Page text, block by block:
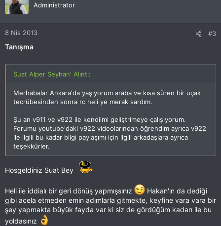
Administrator
8 Nis 2013 #3
Tanışma
Suat Alper Seyhan' Alıntı:
Merhabalar Ankara'da yaşıyorum araba ve kısa süren bir uçak
tecrübesinden sonra rc heli ye merak sardım.
Şu an v911 ve v922 ile kendiimi geliştrimeye çalışıyorum.
Forumu youtube'daki v922 videolarından öğrendim ayrıca v922
ile ilgili bu kadar bilgi paylaşımı için ilgili arkadaşlara ayrıca
teşekkürler.
Hosgeldiniz Suat Bey
Heli ile iddialı bir geri dönüş yapmışsınız
Hakan'ın da dediği
gibi acela etmeden emin adımlarla gitmekte, keyfine vara vara bir
şey yapmakta büyük fayda var ki siz de gördüğüm kadarı ile bu
yoldasınız